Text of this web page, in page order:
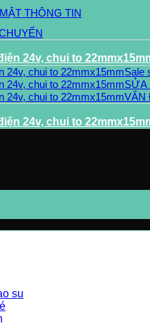
THÔNG TIN
Sale
SỬA
VẤN
su